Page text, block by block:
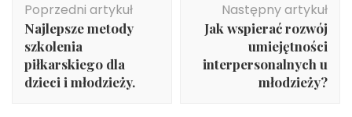
wpisu
Poprzedni artykuł
Najlepsze metody
szkolenia
piłkarskiego dla
dzieci i młodzieży.
Następny artykuł
Jak wspierać rozwój
umiejętności
interpersonalnych u
młodzieży?